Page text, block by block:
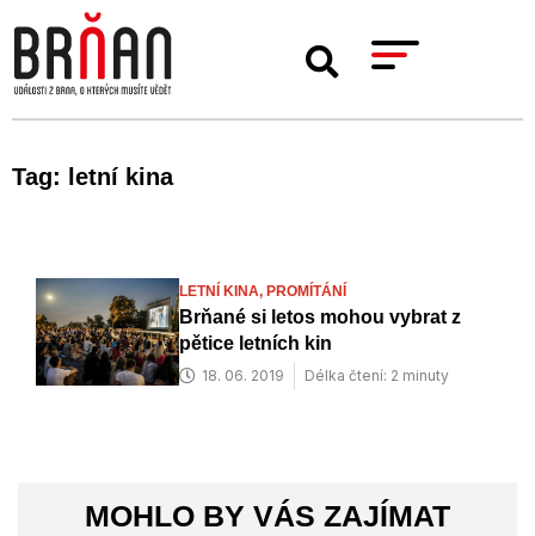
Tag: letní kina
LETNÍ KINA, PROMÍTÁNÍ
Brňané si letos mohou vybrat z
pětice letních kin
18. 06. 2019 Délka čtení: 2 minuty
MOHLO BY VÁS ZAJÍMAT